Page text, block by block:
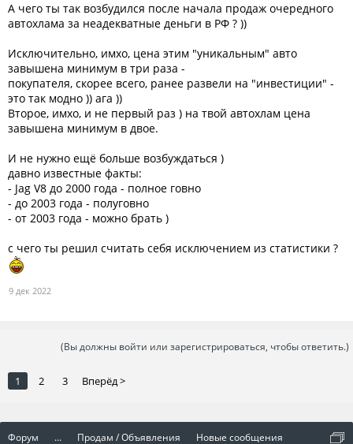
А чего ты так возбудился после начала продаж очередного
автохлама за неадекватные деньги в РФ ? ))
Исключительно, имхо, цена этим "уникальным" авто
завышена минимум в три раза -
покупателя, скорее всего, ранее развели на "инвестиции" -
это так модно )) ага ))
Второе, имхо, и не первый раз ) на твой автохлам цена
завышена минимум в двое.
И не нужно ещё больше возбуждаться )
давно известные факты:
- Jag V8 до 2000 года - полное говно
- до 2003 года - полуговно
- от 2003 года - можно брать )
с чего ты решил считать себя исключением из статистики ?
9 дек 2022
(Вы должны войти или зарегистрироваться, чтобы ответить.)
1 2 3 Вперёд >
Форум ... Продам / Объявления Новые сообщения